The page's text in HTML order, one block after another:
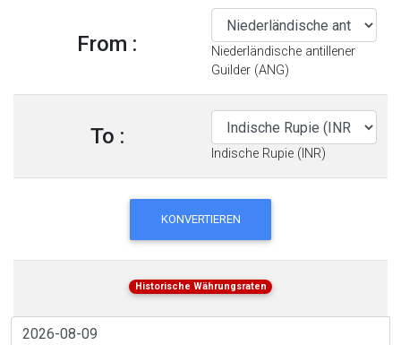
From :
Niederländische antillener
Guilder (ANG)
To :
Indische Rupie (INR)
KONVERTIEREN
Historische Währungsraten